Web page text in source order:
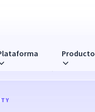
es una señal, no un